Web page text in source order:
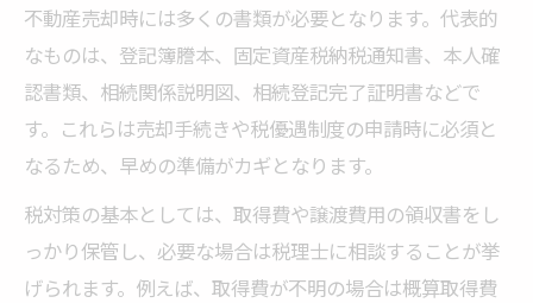
不動産売却時には多くの書類が必要となります。代表的
なものは、登記簿謄本、固定資産税納税通知書、本人確
認書類、相続関係説明図、相続登記完了証明書などで
す。これらは売却手続きや税優遇制度の申請時に必須と
なるため、早めの準備がカギとなります。
税対策の基本としては、取得費や譲渡費用の領収書をし
っかり保管し、必要な場合は税理士に相談することが挙
げられます。例えば、取得費が不明の場合は概算取得費